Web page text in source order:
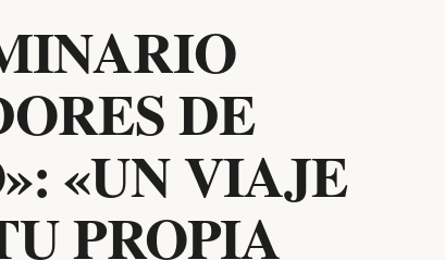
DE
«UN VIAJE
PROPIA